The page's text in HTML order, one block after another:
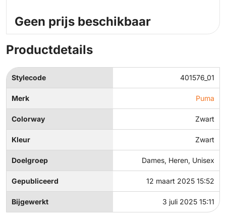
Geen prijs beschikbaar
Productdetails
Stylecode 401576_01
Merk Puma
Colorway Zwart
Kleur Zwart
Doelgroep Dames, Heren, Unisex
Gepubliceerd 12 maart 2025 15:52
Bijgewerkt 3 juli 2025 15:11